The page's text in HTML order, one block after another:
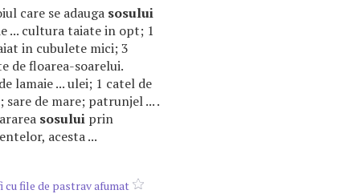
care se adauga sosului
... cultura taiate in opt; 1
in cubulete mici; 3
de floarea-soarelui.
lamaie ... ulei; 1 catel de
sare de mare; patrunjel ... .
sosului prin
acesta ...
cu file de pastrav afumat